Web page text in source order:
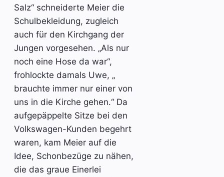
Salz“ schneiderte Meier die
Schulbekleidung, zugleich
auch für den Kirchgang der
Jungen vorgesehen. „Als nur
noch eine Hose da war“,
frohlockte damals Uwe, „
brauchte immer nur einer von
uns in die Kirche gehen.“ Da
aufgepäppelte Sitze bei den
Volkswagen-Kunden begehrt
waren, kam Meier auf die
Idee, Schonbezüge zu nähen,
die das graue Einerlei